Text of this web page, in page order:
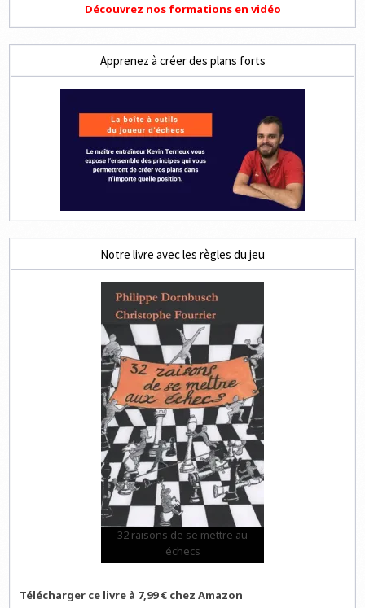
Découvrez nos formations en vidéo
Apprenez à créer des plans forts
Notre livre avec les règles du jeu
32 raisons de se mettre au
échecs
Télécharger ce livre à 7,99 € chez Amazon